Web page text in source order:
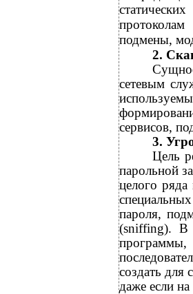
подмены,
2.
сетевым
сервисов,
3.
Цель
парольной
целого ряда
пароля,
(sniffing). В
создать для
даже если на